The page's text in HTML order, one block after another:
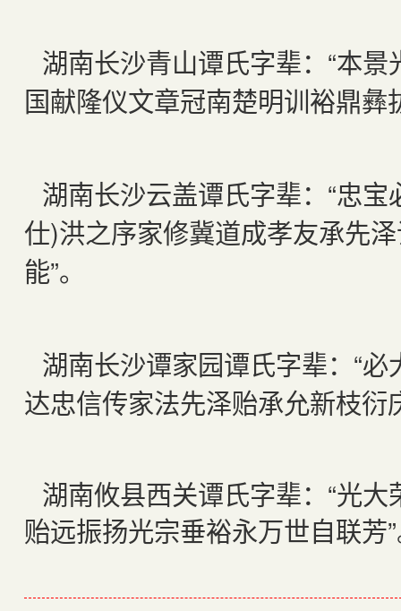
湖南长沙青山谭氏字辈：“本
国献隆仪文章冠南楚明训裕鼎彝
湖南长沙云盖谭氏字辈：“忠
仕)洪之序家修冀道成孝友承先
能”。
湖南长沙谭家园谭氏字辈：“
达忠信传家法先泽贻承允新枝衍
湖南攸县西关谭氏字辈：“光
贻远振扬光宗垂裕永万世自联芳